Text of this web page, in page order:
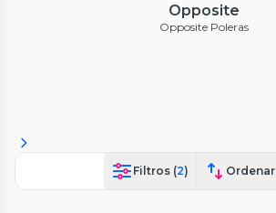
Opposite
Opposite Poleras
Filtros (2) Ordenar